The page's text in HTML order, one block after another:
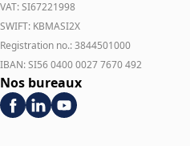
VAT: SI67221998
SWIFT: KBMASI2X
Registration no.: 3844501000
IBAN: SI56 0400 0027 7670 492
Nos bureaux